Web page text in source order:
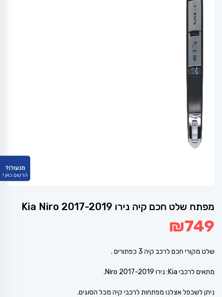
מפתח שלט חכם קיה נירו 2017-2019 Kia Niro
₪749
שלט מקורי חכם לרכב קיה 3 כפתורים .
מתאים לרכבי Kia: נירו Niro 2017-2019.
ניתן לשכפל אצלנו מפתחות לרכבי קיה מכל הסוגים.
מנעולן?
הרשם כאן !